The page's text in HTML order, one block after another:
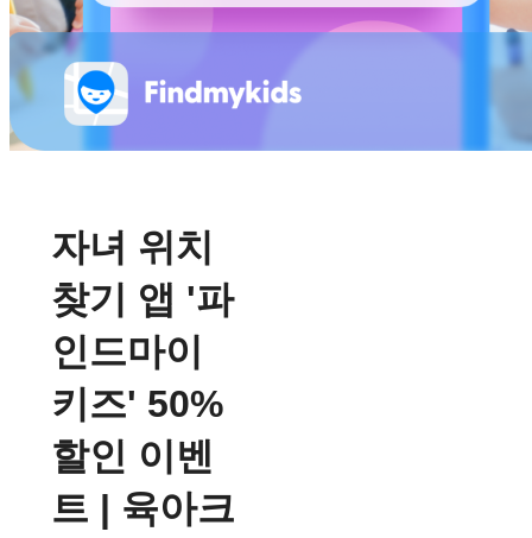
자녀 위치
찾기 앱 '파
인드마이
키즈' 50%
할인 이벤
트 | 육아크